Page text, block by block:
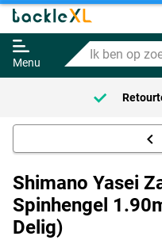
Menu
Ik
ben
op
zoek
naar
Jig Spinhengel
(1+1 Delig)
Adviesprijs
154.95
Shimano Yasei
Spinhengel
Delig)